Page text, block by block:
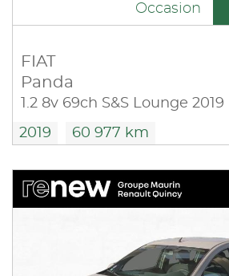
Occasion
FIAT
Panda
1.2 8v 69ch S&S Lounge
2019 60 977 km